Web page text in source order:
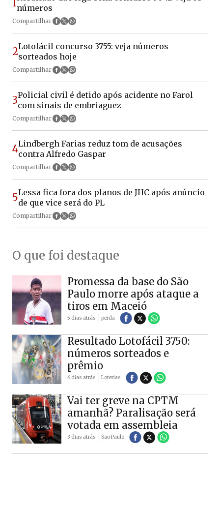
1números
Compartilhar
2Lotofácil concurso 3755: veja números
sorteados hoje
Compartilhar
3Policial civil é detido após acidente no Farol
com sinais de embriaguez
Compartilhar
4Lindbergh Farias reduz tom de acusações
contra Alfredo Gaspar
Compartilhar
5Lessa fica fora dos planos de JHC após anúncio
de que vice será do PL
Compartilhar
O que foi destaque
Promessa da base do São
Paulo morre após ataque a
tiros em Maceió
5 dias atrás perda
Resultado Lotofácil 3750:
números sorteados e
prêmio
6 dias atrás Loterias
Vai ter greve na CPTM
amanhã? Paralisação será
votada em assembleia
3 dias atrás São Paulo